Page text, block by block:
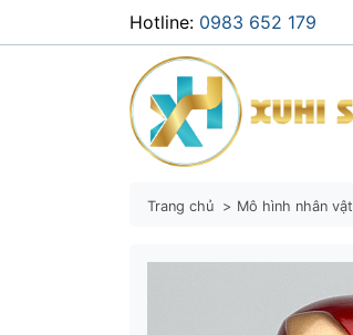
Hotline: 0983 652 179
Trang chủ Mô hình nhân vật